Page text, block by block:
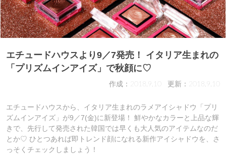
エチュードハウスより9／7発売！ イタリア生まれの
「プリズムインアイズ」で秋顔に♡
作成：2018.9.10 更新：2018.9.10
エチュードハウスから、イタリア生まれのラメアイシャドウ「プリ
ズムインアイズ」が9／7(金)に新登場！ 鮮やかなカラーと上品な輝
きで、先行して発売された韓国では早くも大人気のアイテムなのだ
とか♡ ひとつあれば即トレンド顔になれる新作アイシャドウを、さ
っそくチェックしましょう！